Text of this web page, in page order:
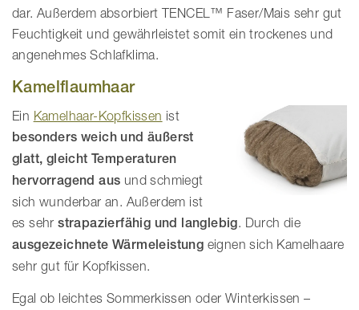
dar. Außerdem absorbiert TENCEL™ Faser/Mais sehr gut
Feuchtigkeit und gewährleistet somit ein trockenes und
angenehmes Schlafklima.
Kamelflaumhaar
Ein Kamelhaar-Kopfkissen ist
besonders weich und äußerst
glatt, gleicht Temperaturen
hervorragend aus und schmiegt
sich wunderbar an. Außerdem ist
es sehrstrapazierfähig und langlebig. Durch die
ausgezeichnete Wärmeleistung eignen sich Kamelhaare
sehr gut für Kopfkissen.
Egal ob leichtes Sommerkissen oder Winterkissen –